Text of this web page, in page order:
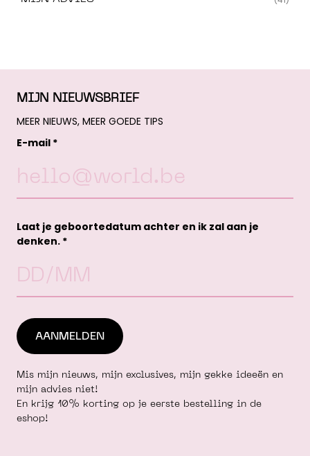
MIJN NIEUWSBRIEF
MEER NIEUWS, MEER GOEDE TIPS
E-mail *
Laat je geboortedatum achter en ik zal aan je
denken. *
Mis mijn nieuws, mijn exclusives, mijn gekke ideeën en
mijn advies niet!
En krijg 10% korting op je eerste bestelling in de
eshop!